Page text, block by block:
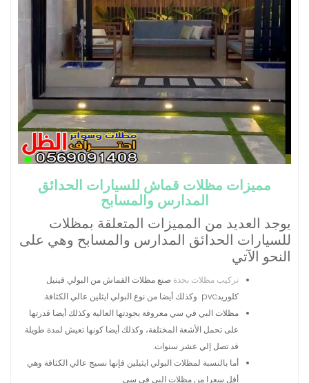
مميزات مظلات قماش للسيارات الحدائق
المدارس والمسابح
يوجد العديد من المميزات المتعلقة بمظلات
للسيارات الحدائق المدارس والمسابح وهي على
النحو الآتي
تركيب مظلات بجدة صنع مظلات القماش من البولي فينيل
كلوريدpvc وكذلك أيضا من نوع البولي ايثلين عالي الكثافة.
مظلات البي في سي معروفة بجودتها العالية وكذلك أيضا قدرتها
على تحمل الأشعة المختلفة، وكذلك أيضا كونها تعيش لمدة طويلة
قد تصل إلي عشر سنوات.
أما بالنسبة لمظلات البولي ايثيلين فإنها نسيج عالي الكثافة وهي
أقل سعرا من مظلات البي في سي.